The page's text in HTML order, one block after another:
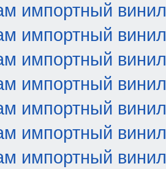
импортный винил
импортный винил
импортный винил
импортный винил
импортный винил
импортный винил
импортный винил